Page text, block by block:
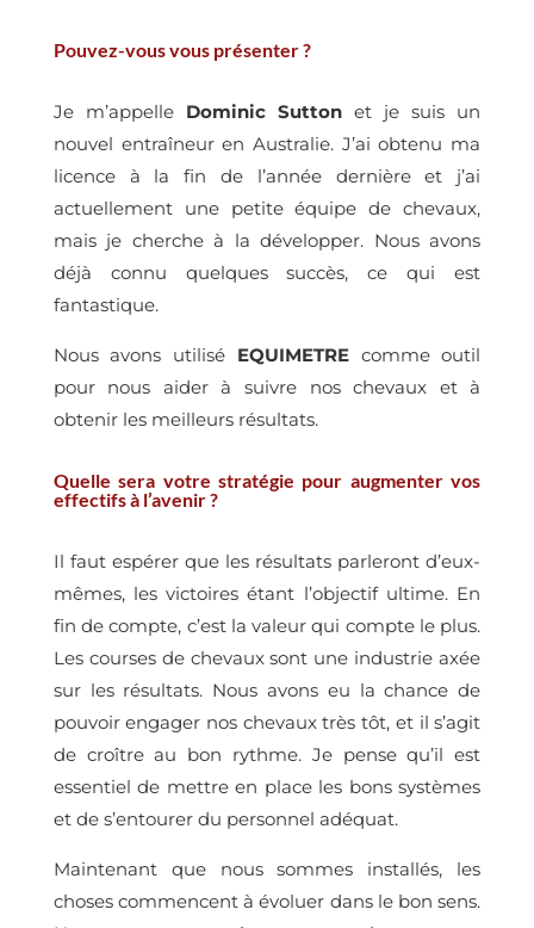
Pouvez-vous vous présenter ?
Je m’appelle Dominic Suttonet je suis un
nouvel entraîneur en Australie. J’ai obtenu ma
licence à la fin de l’année dernière et j’ai
actuellement une petite équipe de chevaux,
mais je cherche à la développer. Nous avons
déjà connu quelques succès, ce qui est
fantastique.
Nous avons utilisé EQUIMETREcomme outil
pour nous aider à suivre nos chevaux et à
obtenir les meilleurs résultats.
Quelle sera votre stratégie pour augmenter vos
effectifs à l’avenir ?
Il faut espérer que les résultats parleront d’eux-
mêmes, les victoires étant l’objectif ultime. En
fin de compte, c’est la valeur qui compte le plus.
Les courses de chevaux sont une industrie axée
sur les résultats. Nous avons eu la chance de
pouvoir engager nos chevaux très tôt, et il s’agit
de croître au bon rythme. Je pense qu’il est
essentiel de mettre en place les bons systèmes
et de s’entourer du personnel adéquat.
Maintenant que nous sommes installés, les
choses commencent à évoluer dans le bon sens.